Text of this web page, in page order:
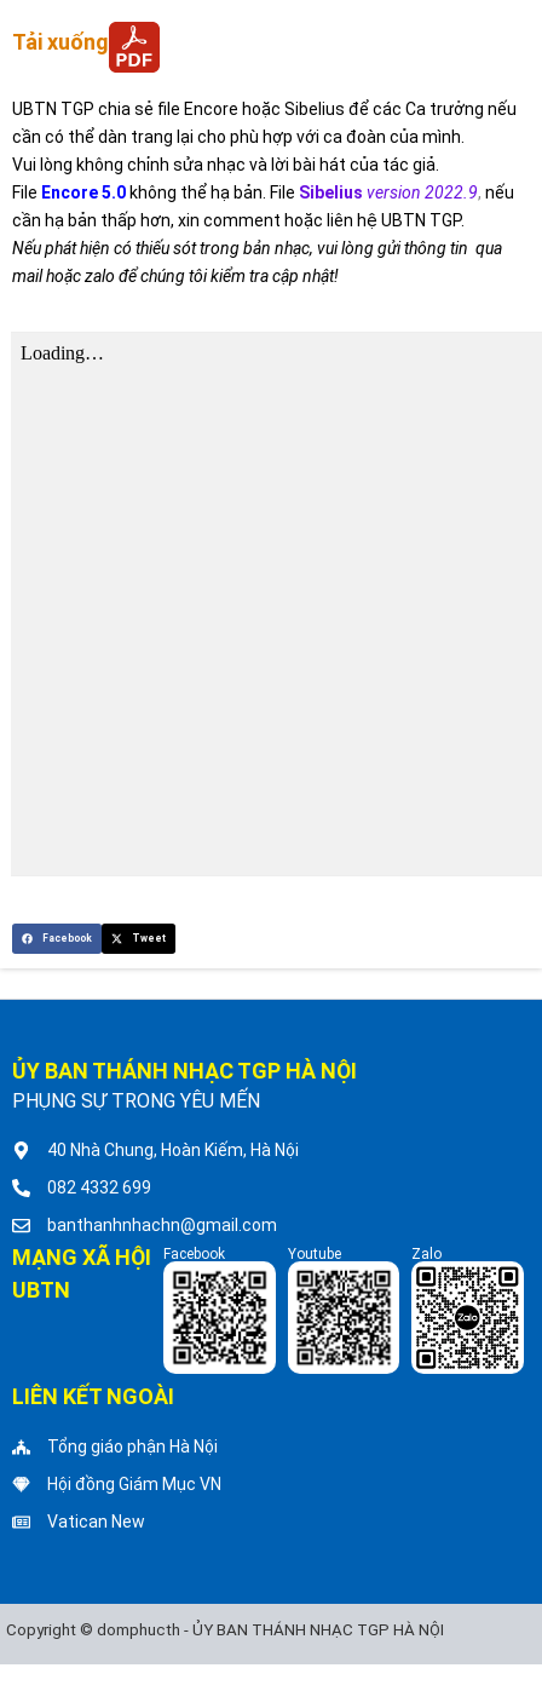
Tải xuống
UBTN TGP chia sẻ file Encore hoặc Sibelius để các Ca trưởng nếu
cần có thể dàn trang lại cho phù hợp với ca đoàn của mình.
Vui lòng không chỉnh sửa nhạc và lời bài hát của tác giả.
File Encore 5.0không thể hạ bản. File Sibelius version 2022.9, nếu
cần hạ bản thấp hơn, xin comment hoặc liên hệ UBTN TGP.
Nếu phát hiện có thiếu sót trong bản nhạc, vui lòng gửi thông tin qua
mail hoặc zalo để chúng tôi kiểm tra cập nhật!
Facebook Tweet
ỦY BAN THÁNH NHẠC TGP HÀ NỘI
PHỤNG SỰ TRONG YÊU MẾN
40 Nhà Chung, Hoàn Kiếm, Hà Nội
082 4332 699
banthanhnhachn@gmail.com
MẠNG XÃ HỘI
UBTN
Facebook Youtube Zalo
LIÊN KẾT NGOÀI
Tổng giáo phận Hà Nội
Hội đồng Giám Mục VN
Vatican New
Copyright © domphucth - ỦY BAN THÁNH NHẠC TGP HÀ NỘI